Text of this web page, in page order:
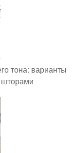
тона: варианты